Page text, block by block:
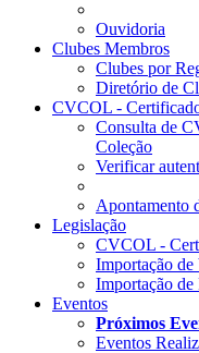
Ouvidoria
Clubes Membros
Clubes por
Diretório de
CVCOL -
Consulta de
Coleção
Verificar
Apontamento
Legislação
CVCOL -
Importação de
Importação de
Eventos
Próximos
Eventos